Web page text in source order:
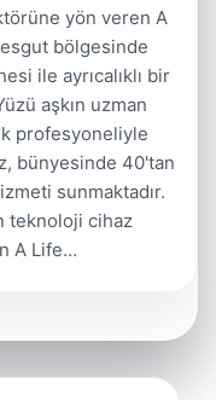
yön veren A
bölgesinde
ile ayrıcalıklı bir
aşkın uzman
profesyoneliyle
bünyesinde 40'tan
sunmaktadır.
teknoloji cihaz
A Life…